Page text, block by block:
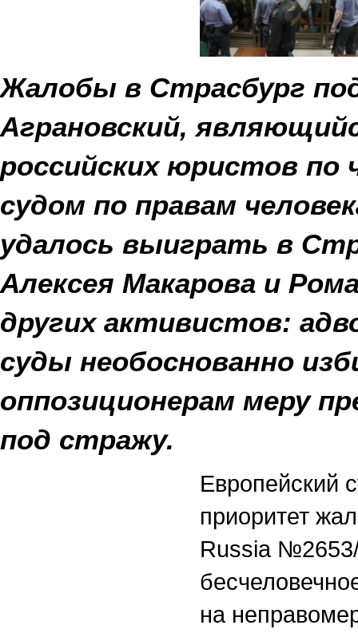
Жалобы в Страсбург
Аграновский,
российских юристов
судом по правам
удалось выиграть в
Алексея Макарова и
других активистов:
суды необоснованно
оппозиционерам меру
под стражу.
Европейский
приоритет
Russia
на